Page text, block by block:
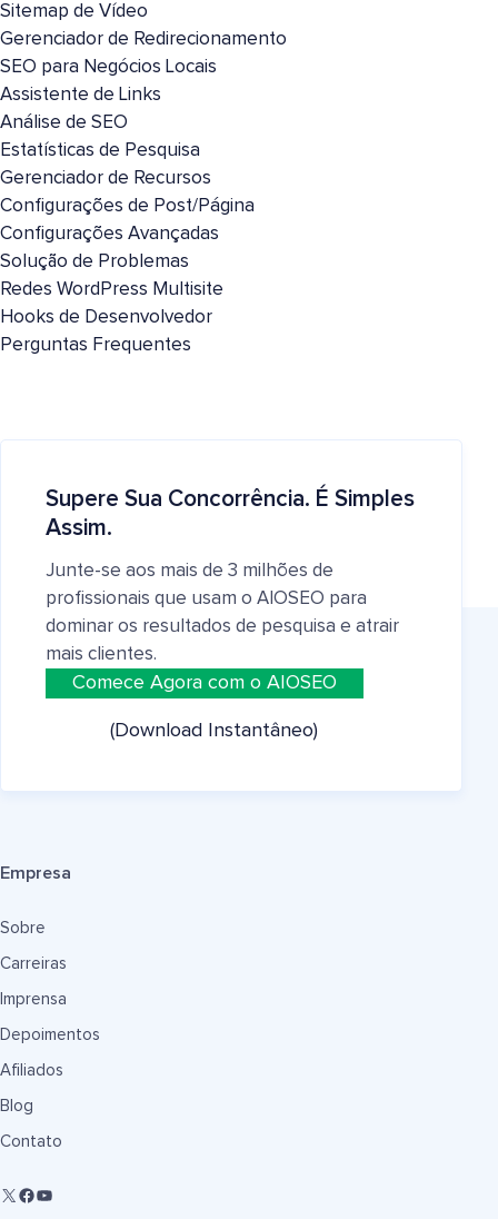
Sitemap de Vídeo
Gerenciador de Redirecionamento
SEO para Negócios Locais
Assistente de Links
Análise de SEO
Estatísticas de Pesquisa
Gerenciador de Recursos
Configurações de Post/Página
Configurações Avançadas
Solução de Problemas
Redes WordPress Multisite
Hooks de Desenvolvedor
Perguntas Frequentes
Supere Sua Concorrência. É Simples
Assim.
Junte-se aos mais de 3 milhões de
profissionais que usam o AIOSEO para
dominar os resultados de pesquisa e atrair
mais clientes.
Comece Agora com o AIOSEO
(Download Instantâneo)
Empresa
Sobre
Carreiras
Imprensa
Depoimentos
Afiliados
Blog
Contato